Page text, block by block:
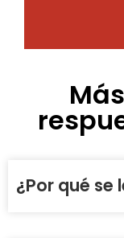
¿Por qué